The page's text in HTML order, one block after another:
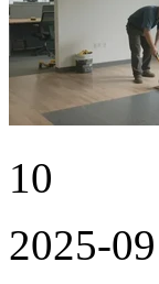
10
2025-09